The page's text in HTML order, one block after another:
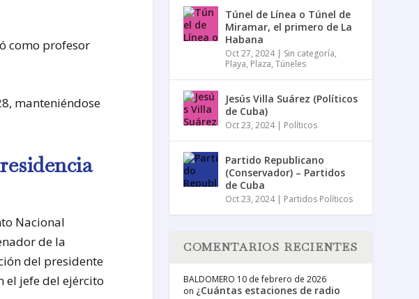
como profesor
manteniéndose
Nacional
de la
del presidente
el jefe del ejército
Túnel de Línea o Túnel de
Miramar, el primero de La
Habana
Oct 27, 2024| Sin categoría,
Playa, Plaza,Túneles
Jesús Villa Suárez (Políticos
de Cuba)
Oct 23, 2024| Políticos
Partido Republicano
(Conservador) – Partidos
de Cuba
Oct 23, 2024| Partidos Políticos
COMENTARIOS RECIENTES
BALDOMERO 10 de febrero de 2026
on ¿Cuántas estaciones de radio